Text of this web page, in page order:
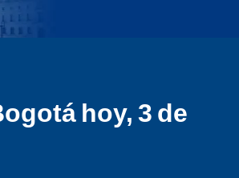
hoy, 3 de